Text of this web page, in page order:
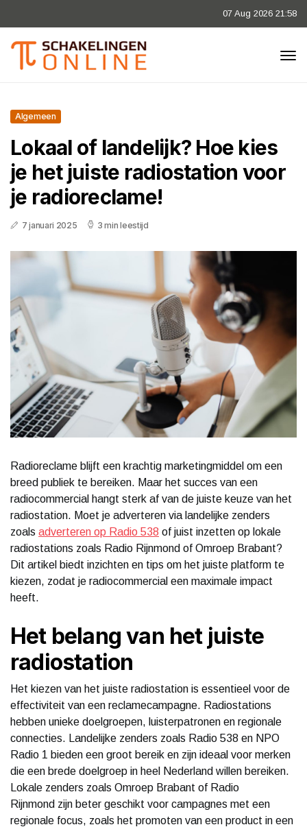
07 Aug 2026 21:58
Algemeen
Lokaal of landelijk? Hoe kies
je het juiste radiostation voor
je radioreclame!
7 januari 2025 3 min leestijd
Radioreclame blijft een krachtig marketingmiddel om een
breed publiek te bereiken. Maar het succes van een
radiocommercial hangt sterk af van de juiste keuze van het
radiostation. Moet je adverteren via landelijke zenders
zoals adverteren op Radio 538 of juist inzetten op lokale
radiostations zoals Radio Rijnmond of Omroep Brabant?
Dit artikel biedt inzichten en tips om het juiste platform te
kiezen, zodat je radiocommercial een maximale impact
heeft.
Het belang van het juiste
radiostation
Het kiezen van het juiste radiostation is essentieel voor de
effectiviteit van een reclamecampagne. Radiostations
hebben unieke doelgroepen, luisterpatronen en regionale
connecties. Landelijke zenders zoals Radio 538 en NPO
Radio 1 bieden een groot bereik en zijn ideaal voor merken
die een brede doelgroep in heel Nederland willen bereiken.
Lokale zenders zoals Omroep Brabant of Radio
Rijnmond zijn beter geschikt voor campagnes met een
regionale focus, zoals het promoten van een product in een